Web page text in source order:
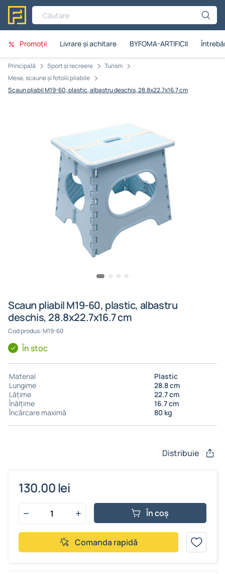
Căutare
Promoții Livrare și achitare BYFOMA-ARTIFICII
Principală Sport și recreere
Turism
Mese, scaune și fotolii pliabile
Scaun pliabil M19-60, plastic, albastru deschis, 28.8x22.7x16.7 cm
Scaun pliabil M19-60, plastic, albastru
deschis, 28.8x22.7x16.7 cm
Cod produs: M19-60
În stoc
Material
Plastic
Lungime
28.8 cm
Lățime
22.7 cm
Înălțime
16.7 cm
Încărcare maximă
80 kg
Distribuie
130.00 lei
În coș
Comanda rapidă